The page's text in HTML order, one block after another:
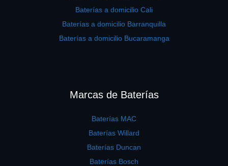
Baterías a domicilio Cali
Baterías a domicilio Barranquilla
Baterías a domicilio Bucaramanga
Marcas de Baterías
Baterías MAC
Baterías Willard
Baterías Duncan
Baterías Bosch